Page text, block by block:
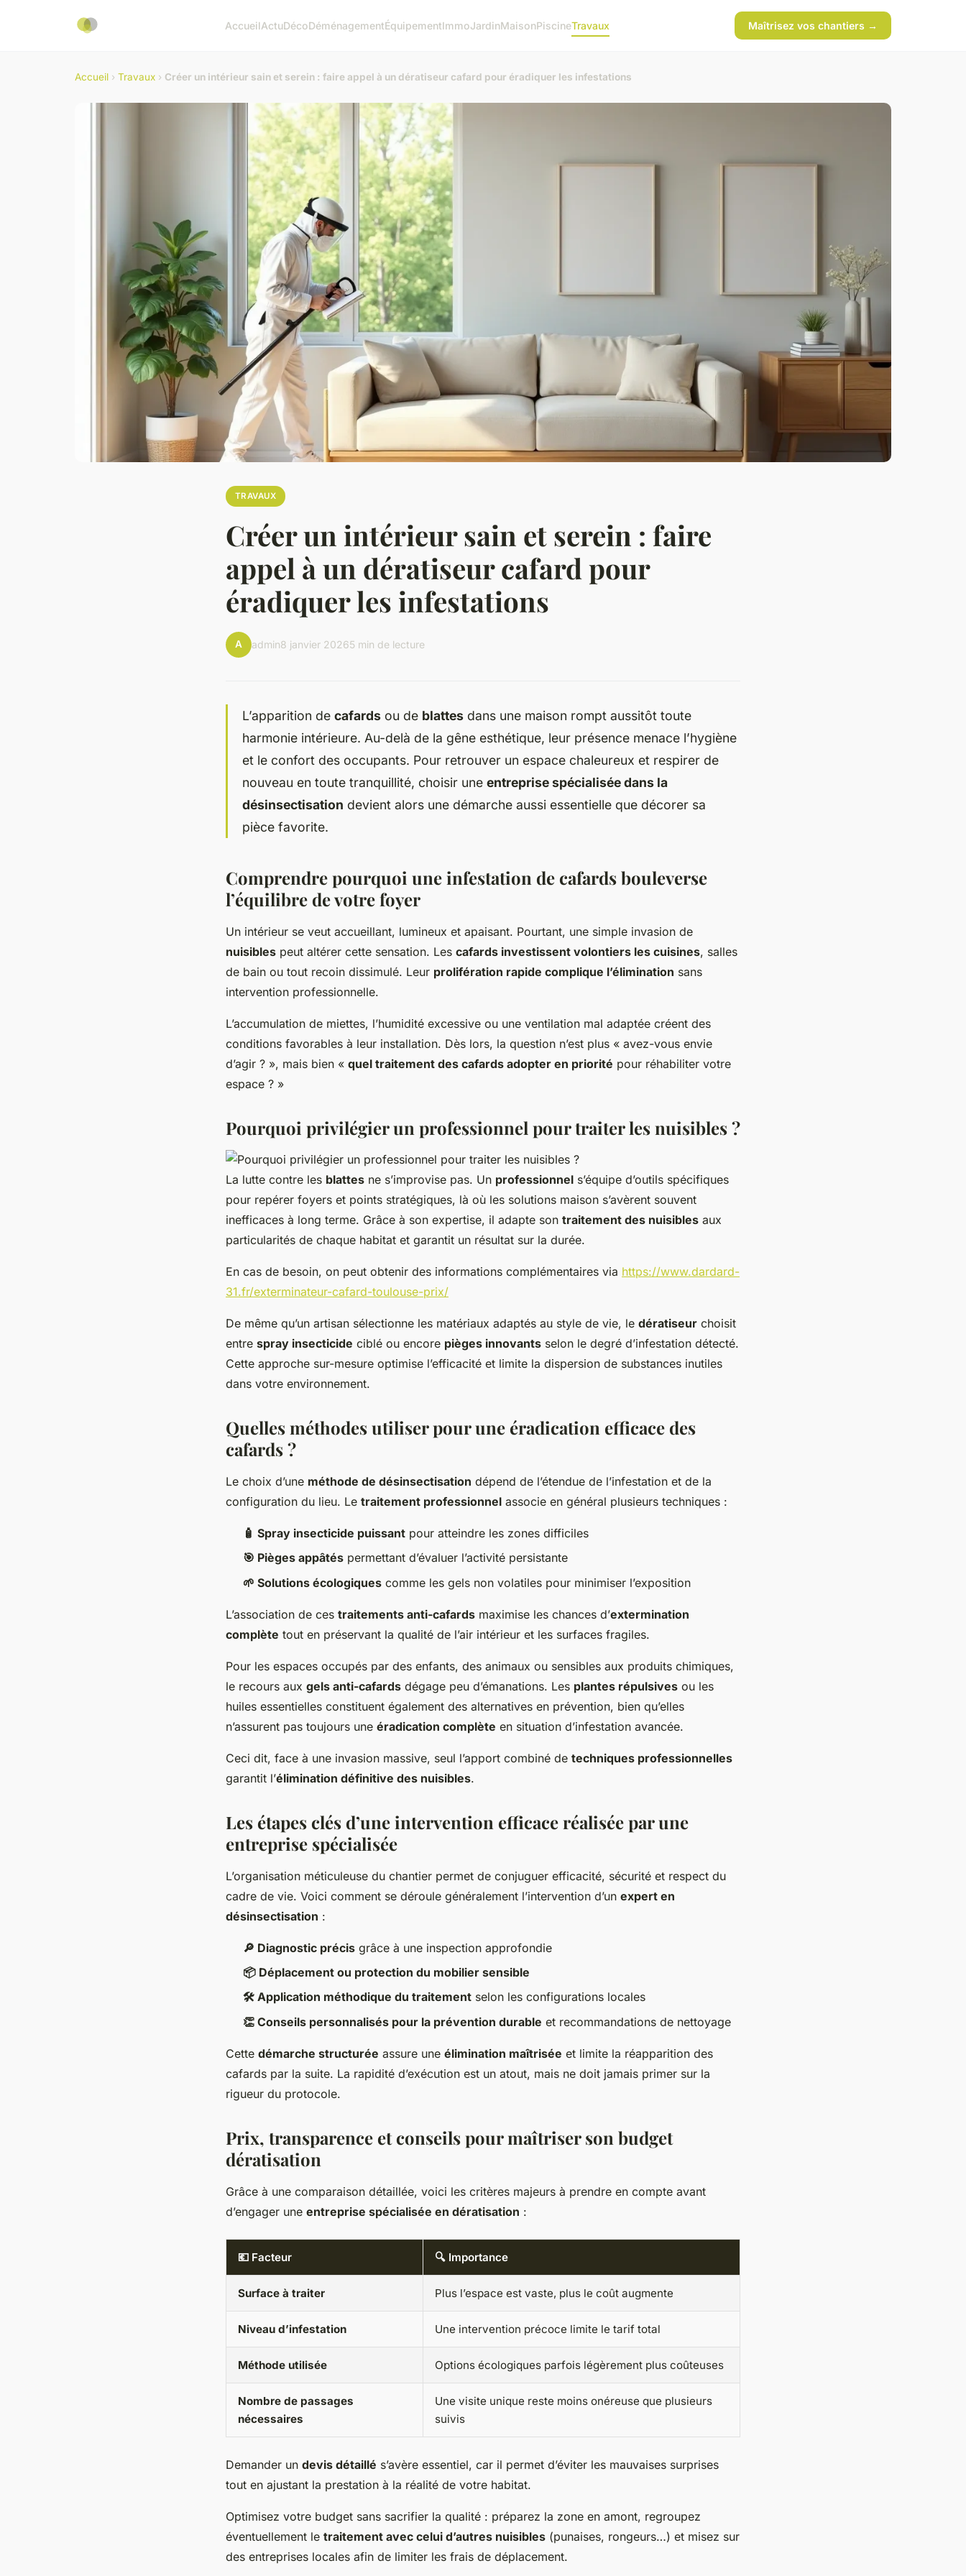
AccueilActuDécoDéménagementÉquipementImmoJardinMaisonPiscineTravaux Maîtrisez vos chantiers →
Accueil › Travaux › Créer un intérieur sain et serein : faire appel à un dératiseur cafard pour éradiquer les infestations
TRAVAUX
Créer un intérieur sain et serein : faire
appel à un dératiseur cafard pour
éradiquer les infestations
A admin8 janvier 20265 min de lecture
L’apparition de cafards ou de blattes dans une maison rompt aussitôt toute
harmonie intérieure. Au-delà de la gêne esthétique, leur présence menace l’hygiène
et le confort des occupants. Pour retrouver un espace chaleureux et respirer de
nouveau en toute tranquillité, choisir une entreprise spécialisée dans la
désinsectisation devient alors une démarche aussi essentielle que décorer sa
pièce favorite.
Comprendre pourquoi une infestation de cafards bouleverse
l’équilibre de votre foyer
Un intérieur se veut accueillant, lumineux et apaisant. Pourtant, une simple invasion de
nuisibles peut altérer cette sensation. Les cafards investissent volontiers les cuisines, salles
de bain ou tout recoin dissimulé. Leur prolifération rapide complique l’élimination sans
intervention professionnelle.
L’accumulation de miettes, l’humidité excessive ou une ventilation mal adaptée créent des
conditions favorables à leur installation. Dès lors, la question n’est plus « avez-vous envie
d’agir ? », mais bien « quel traitement des cafards adopter en priorité pour réhabiliter votre
espace ? »
Pourquoi privilégier un professionnel pour traiter les nuisibles ?
La lutte contre les blattes ne s’improvise pas. Un professionnel s’équipe d’outils spécifiques
pour repérer foyers et points stratégiques, là où les solutions maison s’avèrent souvent
inefficaces à long terme. Grâce à son expertise, il adapte son traitement des nuisibles aux
particularités de chaque habitat et garantit un résultat sur la durée.
En cas de besoin, on peut obtenir des informations complémentaires via https://www.dardard-
31.fr/exterminateur-cafard-toulouse-prix/
De même qu’un artisan sélectionne les matériaux adaptés au style de vie, le dératiseur choisit
entre spray insecticide ciblé ou encore pièges innovants selon le degré d’infestation détecté.
Cette approche sur-mesure optimise l’efficacité et limite la dispersion de substances inutiles
dans votre environnement.
Quelles méthodes utiliser pour une éradication efficace des
cafards ?
Le choix d’une méthode de désinsectisation dépend de l’étendue de l’infestation et de la
configuration du lieu. Le traitement professionnel associe en général plusieurs techniques :
🧴 Spray insecticide puissant pour atteindre les zones difficiles
🎯 Pièges appâtés permettant d’évaluer l’activité persistante
🌱 Solutions écologiques comme les gels non volatiles pour minimiser l’exposition
L’association de ces traitements anti-cafards maximise les chances d’extermination
complète tout en préservant la qualité de l’air intérieur et les surfaces fragiles.
Pour les espaces occupés par des enfants, des animaux ou sensibles aux produits chimiques,
le recours aux gels anti-cafards dégage peu d’émanations. Les plantes répulsives ou les
huiles essentielles constituent également des alternatives en prévention, bien qu’elles
n’assurent pas toujours une éradication complète en situation d’infestation avancée.
Ceci dit, face à une invasion massive, seul l’apport combiné de techniques professionnelles
garantit l’élimination définitive des nuisibles.
Les étapes clés d’une intervention efficace réalisée par une
entreprise spécialisée
L’organisation méticuleuse du chantier permet de conjuguer efficacité, sécurité et respect du
cadre de vie. Voici comment se déroule généralement l’intervention d’un expert en
désinsectisation :
🔎 Diagnostic précis grâce à une inspection approfondie
📦 Déplacement ou protection du mobilier sensible
🛠 Application méthodique du traitement selon les configurations locales
👏 Conseils personnalisés pour la prévention durable et recommandations de nettoyage
Cette démarche structurée assure une élimination maîtrisée et limite la réapparition des
cafards par la suite. La rapidité d’exécution est un atout, mais ne doit jamais primer sur la
rigueur du protocole.
Prix, transparence et conseils pour maîtriser son budget
dératisation
Grâce à une comparaison détaillée, voici les critères majeurs à prendre en compte avant
d’engager une entreprise spécialisée en dératisation :
💶 Facteur 🔍 Importance
Surface à traiter Plus l’espace est vaste, plus le coût augmente
Niveau d’infestation Une intervention précoce limite le tarif total
Méthode utilisée Options écologiques parfois légèrement plus coûteuses
Nombre de passages
nécessaires
Une visite unique reste moins onéreuse que plusieurs
suivis
Demander un devis détaillé s’avère essentiel, car il permet d’éviter les mauvaises surprises
tout en ajustant la prestation à la réalité de votre habitat.
Optimisez votre budget sans sacrifier la qualité : préparez la zone en amont, regroupez
éventuellement le traitement avec celui d’autres nuisibles (punaises, rongeurs…) et misez sur
des entreprises locales afin de limiter les frais de déplacement.